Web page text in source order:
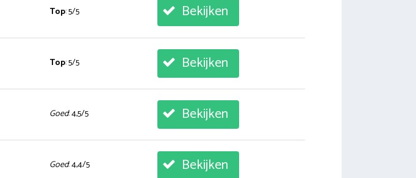
Top: 5/5 Bekijken
Top: 5/5 Bekijken
Goed: 4,5/5 Bekijken
Goed: 4,4/5 Bekijken